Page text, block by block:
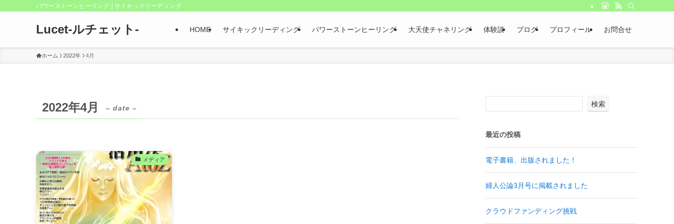
パワーストーンヒーリング | サイキックリーディング
Lucet-ルチェット- HOME サイキックリーディング パワーストーンヒーリング 大天使チャネリング 体験談 ブログ プロフィール お問合せ
ホーム 2022年 4月
2022年4月 – date –
メディア
検索
最近の投稿
電子書籍、出版されました！
婦人公論3月号に掲載されました
クラウドファンディング挑戦